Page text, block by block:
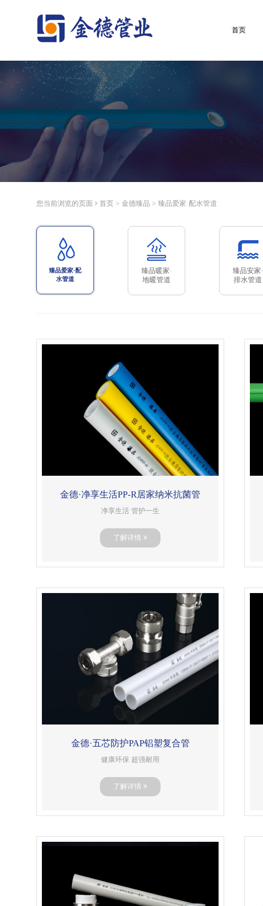
首页
您当前浏览的页面 首页 > 金德臻品 > 臻品爱家·配水管道
臻品爱家·配
水管道
臻品暖家·
地暖管道
臻品安家·
排水管道
金德·净享生活PP-R居家纳米抗菌管
净享生活 管护一生
了解详情
金德·五芯防护PAP铝塑复合管
健康环保 超强耐用
了解详情